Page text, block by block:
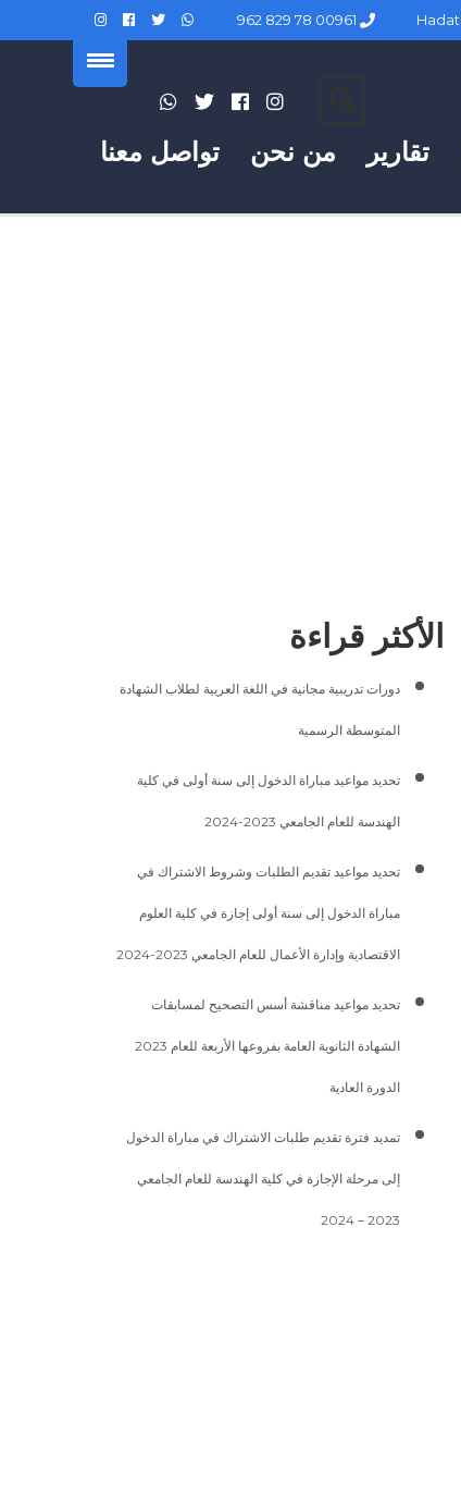
تواصل معنا من نحن تقارير
الأكثر قراءة
دورات تدريبية مجانية في اللغة العربية لطلاب الشهادة
المتوسطة الرسمية
تحديد مواعيد مباراة الدخول إلى سنة أولى في كلية
الهندسة للعام الجامعي 2023-2024
تحديد مواعيد تقديم الطلبات وشروط الاشتراك في
مباراة الدخول إلى سنة أولى إجازة في كلية العلوم
الاقتصادية وإدارة الأعمال للعام الجامعي 2023-2024
تحديد مواعيد مناقشة أسس التصحيح لمسابقات
الشهادة الثانوية العامة بفروعها الأربعة للعام 2023
الدورة العادية
تمديد فترة تقديم طلبات الاشتراك في مباراة الدخول
إلى مرحلة الإجازة في كلية الهندسة للعام الجامعي
2023 – 2024